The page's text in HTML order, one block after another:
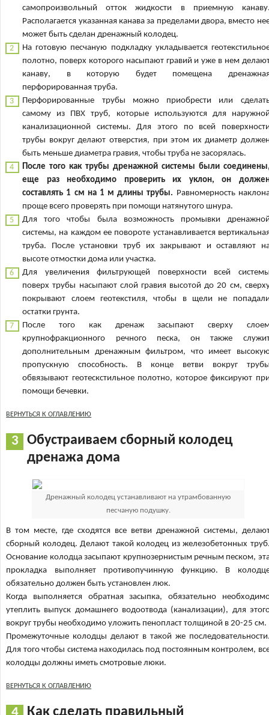
самопроизвольный отток жидкости в приемную
Располагается указанная канава за пределами двора, вместо
может быть сделан дренажный колодец.
На готовую песчаную подкладку укладывается
полотно, поверх которого насыпают гравий и уже в нем
канаву, в которую будет помещена
перфорированная труба.
Перфорированные трубы можно приобрести или
самому из ПВХ труб, которые используются для
канализационной системы. Для этого по всей
трубы вокруг делают отверстия, при этом их диаметр
быть меньше диаметра гравия, чтобы труба не засорялась.
После того как трубы дренажной системы были
еще раз необходимо проверить их уклон, он
составлять 1 см на 1 м длины трубы. Равномерность
проще всего проверять при помощи натянутого шнура.
Для того чтобы была возможность промывки
системы, на каждом ее повороте устанавливается
труба. После установки труб их закрывают и оставляют
высоте отмостки дома или участка.
Для увеличения фильтрующей поверхности всей
поверх трубы насыпают слой гравия высотой до 20 см,
покрывают слоем геотекстиля, чтобы в щели не
остатки грунта.
После того как дренаж засыпают сверху
крупнофракционного речного песка, он также
дополнительным дренажным фильтром, что имеет
пропускную способность. В конце ветви вокруг
обвязывают геотескстильное полотно, которое фиксируют
помощи бечевки.
ВЕРНУТЬСЯ К ОГЛАВЛЕНИЮ
Обустраиваем сборный колодец
дренажа дома
Дренажный колодец устанавливают на утрамбованную
песчаную подушку.
В том месте, где сходятся все ветви дренажной системы,
сборный колодец. Делают такой колодец из железобетонных
Основание колодца засыпают крупнозернистым речным песком,
прокладка выполняет противопучинную функцию. В
обязательно должен быть установлен люк.
Когда выполняется обратная засыпка, обязательно
утеплить выпуск домашнего водоотвода (канализации), для
вокруг трубы необходимо уложить пенопласт толщиной в 20-25 см.
Промежуточные колодцы делают в такой же
Для того чтобы система находилась под постоянным контролем,
колодцы должны иметь смотровые люки.
ВЕРНУТЬСЯ К ОГЛАВЛЕНИЮ
Как сделать правильный